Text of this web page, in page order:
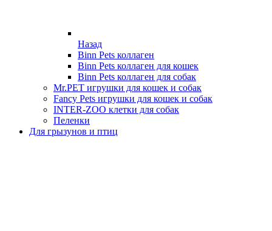
Назад
Binn Pets коллаген
Binn Pets коллаген для кошек
Binn Pets коллаген для собак
Mr.PET игрушки для кошек и собак
Fancy Pets игрушки для кошек и собак
INTER-ZOO клетки для собак
Пеленки
Для грызунов и птиц